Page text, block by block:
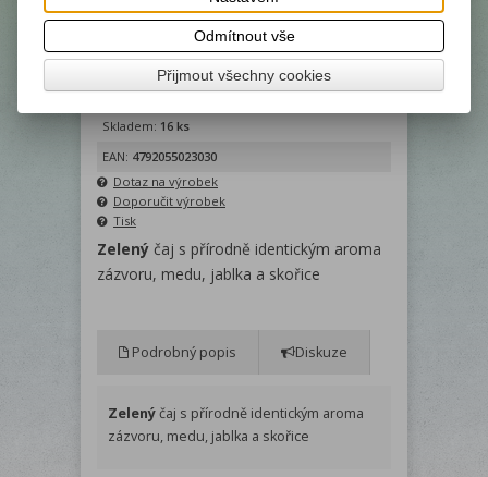
Výrobce:Liran
Katalogové číslo:25548
Skladem: 16 ks
EAN: 4792055023030
Dotaz na výrobek
Doporučit výrobek
Tisk
Zelený čaj s přírodně identickým aroma
zázvoru, medu, jablka a skořice
Podrobný popis Diskuze
Zelenýčaj s přírodně identickým aroma
zázvoru, medu, jablka a skořice
Odmítnout vše
Přijmout všechny cookies